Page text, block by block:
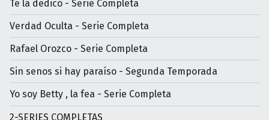
Te la dedico - Serie Completa
Verdad Oculta - Serie Completa
Rafael Orozco - Serie Completa
Sin senos si hay paraíso - Segunda Temporada
Yo soy Betty , la fea - Serie Completa
2-SERIES COMPLETAS